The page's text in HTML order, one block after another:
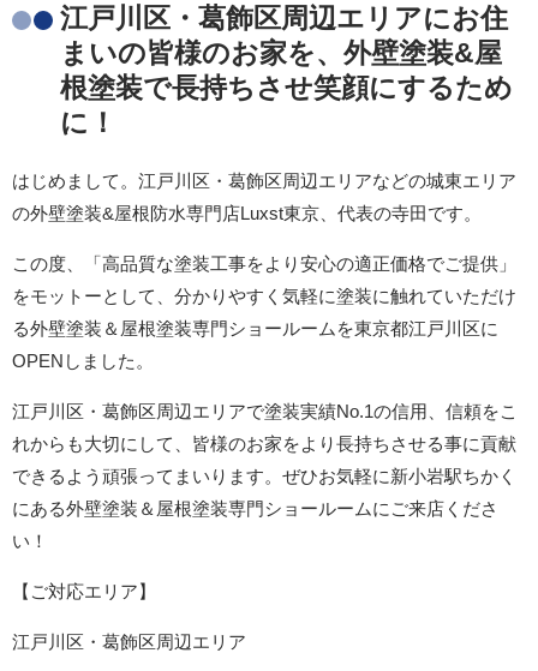
江戸川区・葛飾区周辺エリアにお住
まいの皆様のお家を、外壁塗装&屋
根塗装で長持ちさせ笑顔にするため
に！
はじめまして。江戸川区・葛飾区周辺エリアなどの城東エリア
の外壁塗装&屋根防水専門店Luxst東京、代表の寺田です。
この度、「高品質な塗装工事をより安心の適正価格でご提供」
をモットーとして、分かりやすく気軽に塗装に触れていただけ
る外壁塗装＆屋根塗装専門ショールームを東京都江戸川区に
OPENしました。
江戸川区・葛飾区周辺エリアで塗装実績No.1の信用、信頼をこ
れからも大切にして、皆様のお家をより長持ちさせる事に貢献
できるよう頑張ってまいります。ぜひお気軽に新小岩駅ちかく
にある外壁塗装＆屋根塗装専門ショールームにご来店くださ
い！
【ご対応エリア】
江戸川区・葛飾区周辺エリア